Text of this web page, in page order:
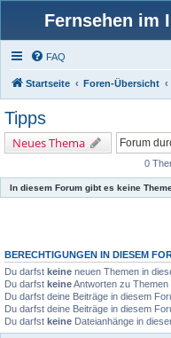
Fernsehen im
FAQ
Startseite Foren-Übersicht
Tipps
Neues Thema
0
In diesem Forum gibt es keine
BERECHTIGUNGEN IN DIESEM
Du darfst keine neuen Themen in
Du darfst keineAntworten zu Themen
Du darfst deine Beiträge in diesem
Du darfst deine Beiträge in diesem
Du darfst keine Dateianhänge in